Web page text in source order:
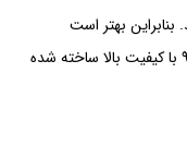
بهتر است
زیورآلاتی را انتخاب کنید که از نقره استرلینگ ۹۲۵ با کیفیت بالا ساخته شده